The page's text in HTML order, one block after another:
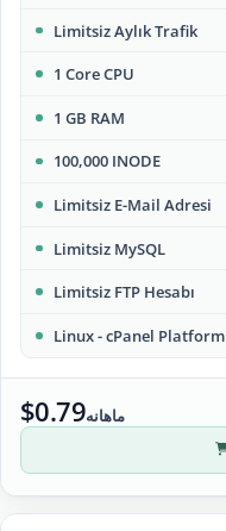
Limitsiz Aylık Trafik
1 Core CPU
1 GB RAM
100,000 INODE
Limitsiz E-Mail Adresi
Limitsiz MySQL
Limitsiz FTP Hesabı
Linux - cPanel Platform
$0.79ماهانه